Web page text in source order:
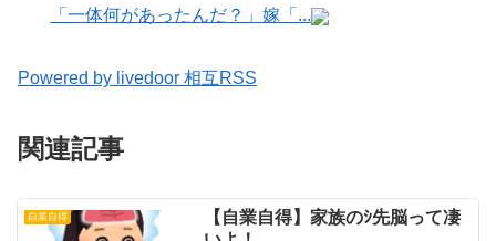
「一体何があったんだ？」嫁「...
Powered by livedoor 相互RSS
関連記事
自業自得
【自業自得】家族のｼ先脳って凄